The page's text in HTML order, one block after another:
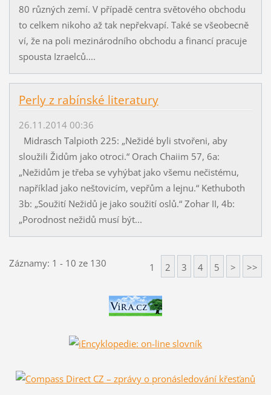
80 různých zemí. V případě centra světového obchodu
to celkem nikoho až tak nepřekvapí. Také se všeobecně
ví, že na poli mezinárodního obchodu a financí pracuje
spousta Izraelců....
Perly z rabínské literatury
26.11.2014 00:36
Midrasch Talpioth 225: „Nežidé byli stvořeni, aby
sloužili Židům jako otroci.“ Orach Chaiim 57, 6a:
„Nežidům je třeba se vyhýbat jako všemu nečistému,
například jako neštovicím, vepřům a lejnu.“ Kethuboth
3b: „Soužití Nežidů je jako soužití oslů.“ Zohar II, 4b:
„Porodnost nežidů musí být...
Záznamy: 1 - 10 ze 130 1 2 3 4 5 > >>